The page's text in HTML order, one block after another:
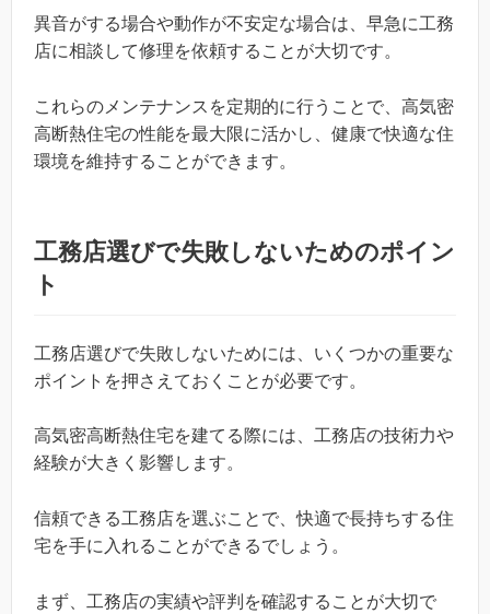
異音がする場合や動作が不安定な場合は、早急に工務
店に相談して修理を依頼することが大切です。
これらのメンテナンスを定期的に行うことで、高気密
高断熱住宅の性能を最大限に活かし、健康で快適な住
環境を維持することができます。
工務店選びで失敗しないためのポイン
ト
工務店選びで失敗しないためには、いくつかの重要な
ポイントを押さえておくことが必要です。
高気密高断熱住宅を建てる際には、工務店の技術力や
経験が大きく影響します。
信頼できる工務店を選ぶことで、快適で長持ちする住
宅を手に入れることができるでしょう。
まず、工務店の実績や評判を確認することが大切で